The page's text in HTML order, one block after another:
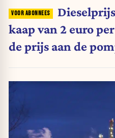
kaap van 2 euro
de prijs aan de